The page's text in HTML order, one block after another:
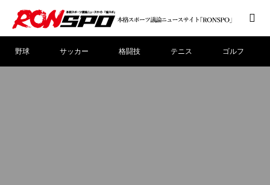
野球 サッカー 格闘技 テニス ゴルフ